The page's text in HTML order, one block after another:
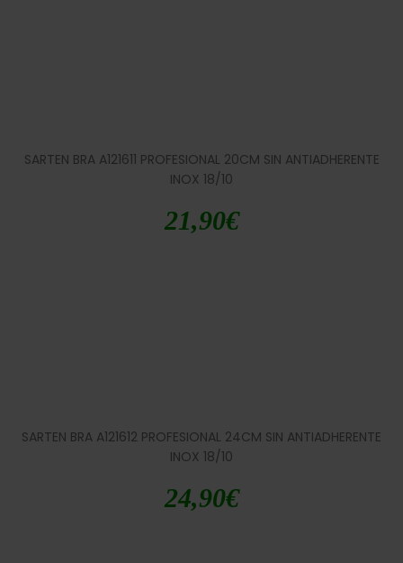
SARTEN BRA A121611 PROFESIONAL 20CM SIN ANTIADHERENTE
INOX 18/10
21,90€
SARTEN BRA A121612 PROFESIONAL 24CM SIN ANTIADHERENTE
INOX 18/10
24,90€